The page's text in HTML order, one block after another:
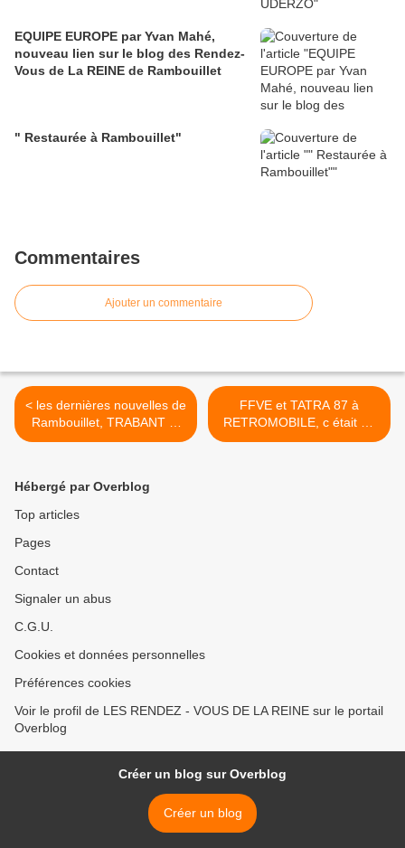
EQUIPE EUROPE par Yvan Mahé,
nouveau lien sur le blog des Rendez-
Vous de La REINE de Rambouillet
" Restaurée à Rambouillet"
Commentaires
Ajouter un commentaire
< les dernières nouvelles de
Rambouillet, TRABANT et
les autres
FFVE et TATRA 87 à
RETROMOBILE, c était en
2005 >
Hébergé par Overblog
Top articles
Pages
Contact
Signaler un abus
C.G.U.
Cookies et données personnelles
Préférences cookies
Voir le profil de LES RENDEZ - VOUS DE LA REINE sur le portail
Overblog
Créer un blog sur Overblog
Créer un blog